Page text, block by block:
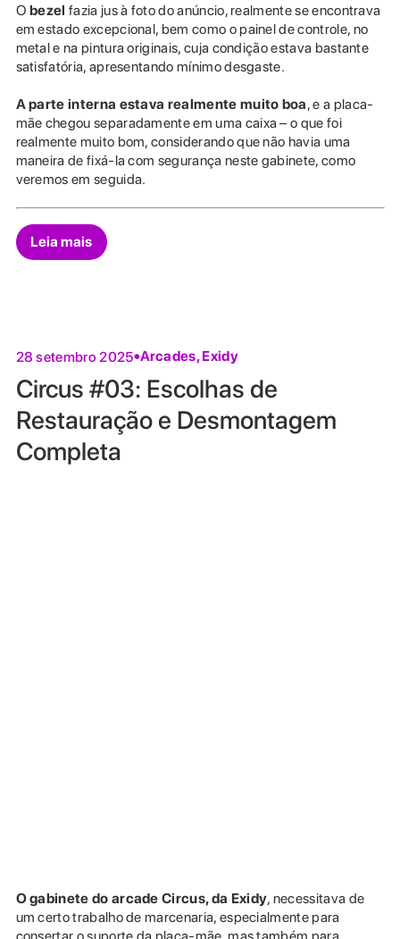
Obezel fazia jus à foto do anúncio, realmente se encontrava
em estado excepcional, bem como o painel de controle, no
metal e na pintura originais, cuja condição estava bastante
satisfatória, apresentando mínimo desgaste.
A parte interna estava realmente muito boa, e a placa-
mãe chegou separadamente em uma caixa – o que foi
realmente muito bom, considerando que não havia uma
maneira de fixá-la com segurança neste gabinete, como
veremos em seguida.
Leia mais
28 setembro 2025 Arcades,Exidy
Circus #03: Escolhas de
Restauração e Desmontagem
Completa
O gabinete do arcade Circus, da Exidy, necessitava de
um certo trabalho de marcenaria, especialmente para